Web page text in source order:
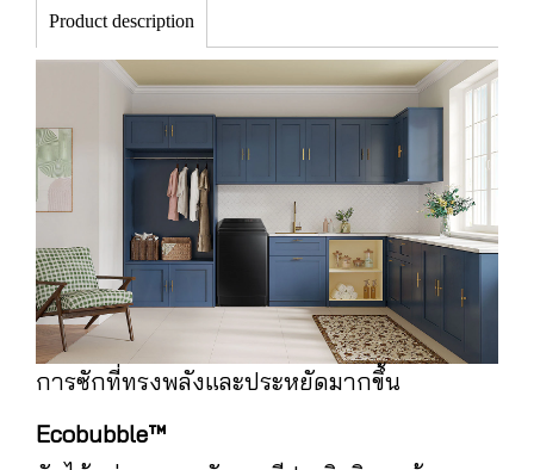
Product description
การซักที่ทรงพลังและประหยัดมากขึ้น
Ecobubble™